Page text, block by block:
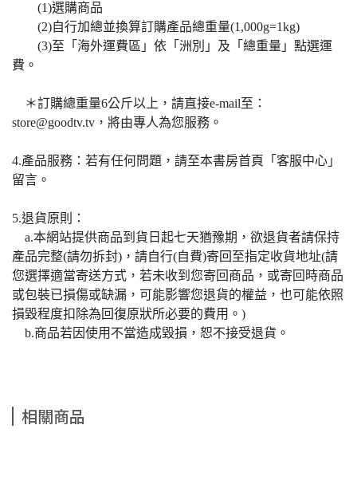
(1)選購商品
(2)自行加總並換算訂購產品總重量(1,000g=1kg)
(3)至「海外運費區」依「洲別」及「總重量」點選運
費。
＊訂購總重量6公斤以上，請直接e-mail至：
store@goodtv.tv，將由專人為您服務。
4.產品服務：若有任何問題，請至本書房首頁「客服中心」
留言。
5.退貨原則：
a.本網站提供商品到貨日起七天猶豫期，欲退貨者請保持
產品完整(請勿拆封)，請自行(自費)寄回至指定收貨地址(請
您選擇適當寄送方式，若未收到您寄回商品，或寄回時商品
或包裝已損傷或缺漏，可能影響您退貨的權益，也可能依照
損毀程度扣除為回復原狀所必要的費用。)
b.商品若因使用不當造成毀損，恕不接受退貨。
相關商品